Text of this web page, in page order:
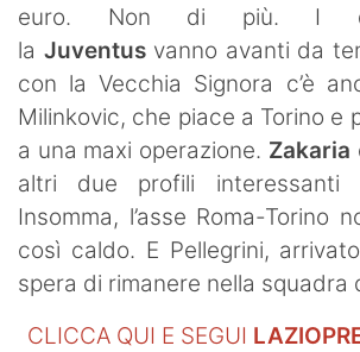
euro. Non di più. I
la Juventusvanno avanti da
con la Vecchia Signora c’è
Milinkovic, che piace a Torino e
a una maxi operazione. Zakaria
altri due profili interessanti
Insomma, l’asse Roma-Torino
così caldo. E Pellegrini,
spera di rimanere nella squadra
CLICCA QUI E SEGUI